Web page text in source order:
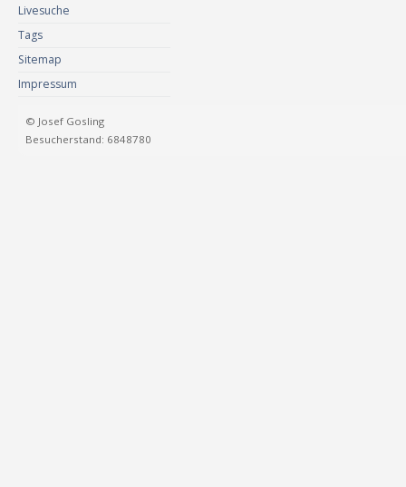
Livesuche
Tags
Sitemap
Impressum
© Josef Gosling
Besucherstand: 6848780